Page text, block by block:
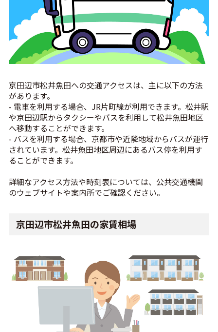
京田辺市松井魚田への交通アクセスは、主に以下の方法
があります。
- 電車を利用する場合、JR片町線が利用できます。松井駅
や京田辺駅からタクシーやバスを利用して松井魚田地区
へ移動することができます。
- バスを利用する場合、京都市や近隣地域からバスが運行
されています。松井魚田地区周辺にあるバス停を利用す
ることができます。
詳細なアクセス方法や時刻表については、公共交通機関
のウェブサイトや案内所でご確認ください。
京田辺市松井魚田の家賃相場